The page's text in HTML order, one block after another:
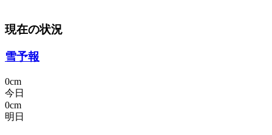
現在の状況
雪予報
0cm
今日
0cm
明日